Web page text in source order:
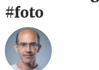
#foto